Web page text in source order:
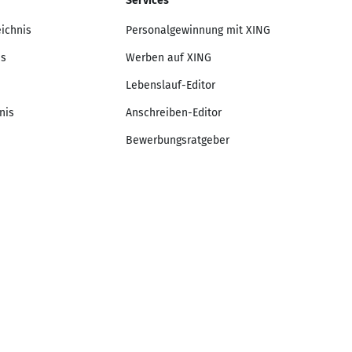
Personalgewinnung mit XING
Werben auf XING
Lebenslauf-Editor
Anschreiben-Editor
Bewerbungsratgeber